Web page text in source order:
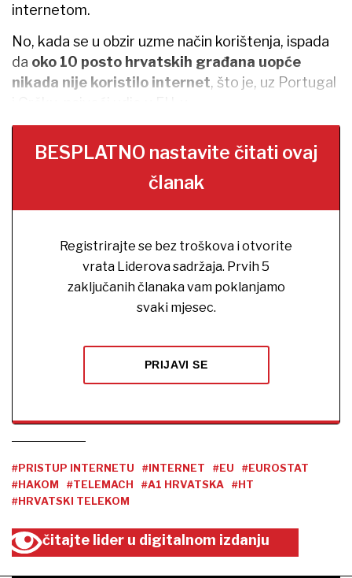
internetom.
No, kada se u obzir uzme način korištenja, ispada
da oko 10 posto hrvatskih građana uopće
nikada nije koristilo internet, što je, uz Portugal
BESPLATNO nastavite čitati ovaj
članak
Registrirajte se bez troškova i otvorite
vrata Liderova sadržaja. Prvih 5
zaključanih članaka vam poklanjamo
svaki mjesec.
PRIJAVI SE
#PRISTUP INTERNETU #INTERNET #EU
#EUROSTAT
#HAKOM
#TELEMACH #A1 HRVATSKA
#HT
#HRVATSKI TELEKOM
čitajte lider u digitalnom izdanju